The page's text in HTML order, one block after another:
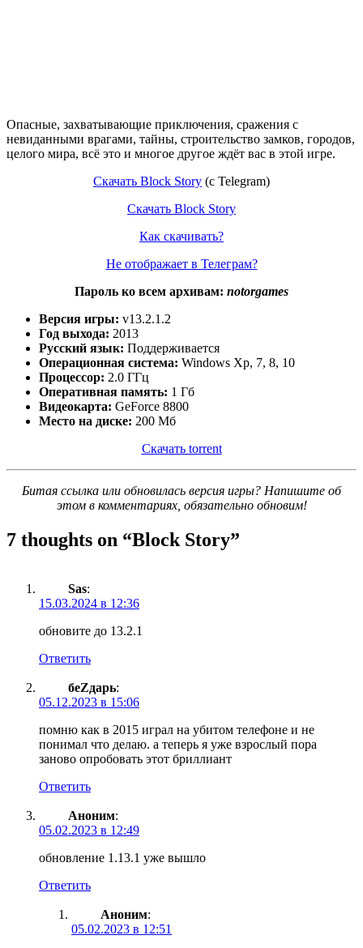
Опасные, захватывающие приключения, сражения с
невиданными врагами, тайны, строительство замков, городов,
целого мира, всё это и многое другое ждёт вас в этой игре.
Скачать Block Story (c Telegram)
Скачать Block Story
Как скачивать?
Не отображает в Телеграм?
Пароль ко всем архивам: notorgames
Версия игры: v13.2.1.2
Год выхода: 2013
Русский язык: Поддерживается
Операционная система: Windows Xp, 7, 8, 10
Процессор: 2.0 ГГц
Оперативная память: 1 Гб
Видеокарта: GeForce 8800
Место на диске: 200 Мб
Скачать torrent
Битая ссылка или обновилась версия игры? Напишите об
этом в комментариях, обязательно обновим!
7 thoughts on “Block Story”
Sas:
15.03.2024 в 12:36
обновите до 13.2.1
Ответить
беZдарь:
05.12.2023 в 15:06
помню как в 2015 играл на убитом телефоне и не
понимал что делаю. а теперь я уже взрослый пора
заново опробовать этот бриллиант
Ответить
Аноним:
05.02.2023 в 12:49
обновление 1.13.1 уже вышло
Ответить
Аноним:
05.02.2023 в 12:51